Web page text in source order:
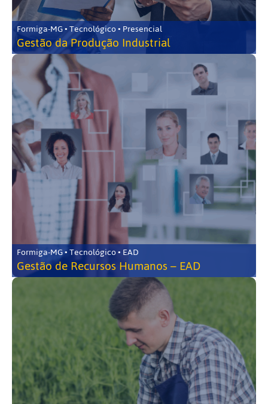
Formiga-MG • Tecnológico • Presencial
Gestão da Produção Industrial
Formiga-MG • Tecnológico • EAD
Gestão de Recursos Humanos – EAD